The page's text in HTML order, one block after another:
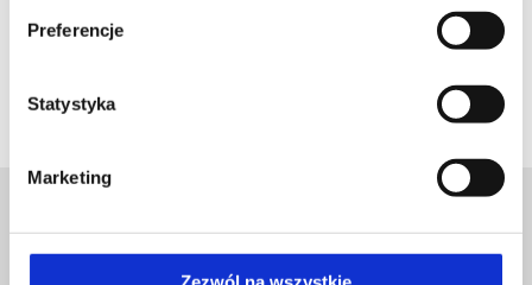
Preferencje
Statystyka
Marketing